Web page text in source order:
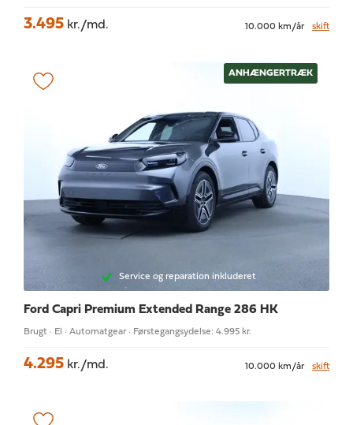
3.495 kr./md. 10.000 km/år skift
ANHÆNGERTRÆK
Service og reparation inkluderet
Ford Capri Premium Extended Range 286 HK
Brugt · El · Automatgear · Førstegangsydelse: 4.995 kr.
4.295 kr./md. 10.000 km/år skift